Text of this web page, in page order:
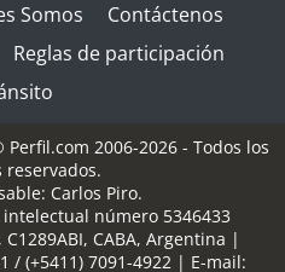
Somos
Contáctenos
Reglas de participación
Perfil.com 2006-2026 - Todos los
reservados.
Carlos Piro.
número 5346433
C1289ABI, CABA, Argentina |
/ (+5411) 7091-4922| E-mail: